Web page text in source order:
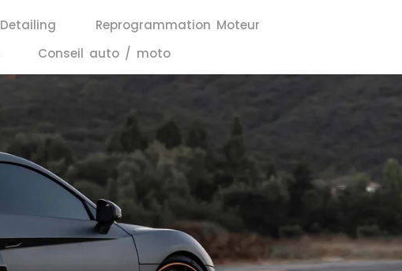
Detailing
Reprogrammation Moteur
Conseil auto / moto